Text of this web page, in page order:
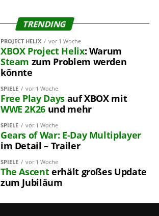
TRENDING
PROJECT HELIX vor 1 Woche
XBOX Project Helix: Warum
Steam zum Problem werden
könnte
SPIELE vor 1 Woche
Free Play Daysauf XBOX mit
WWE 2K26 und mehr
SPIELE vor 1 Woche
Gears of War: E-Day Multiplayer
im Detail – Trailer
SPIELE vor 1 Woche
The Ascenterhält großes Update
zum Jubiläum